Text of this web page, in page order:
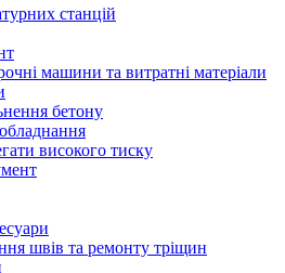
станцій
машини та витратні матеріали
бетону
високого тиску
швів та ремонту тріщин